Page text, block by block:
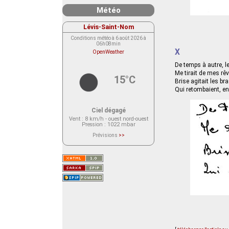
X
De temps à autre,
Me tirait de mes
Brise agitait les
Qui retombaient,
Météo
Lévis-Saint-Nom
Conditions météo à 6 août 2026 à
06h08min
OpenWeather
15°C
Ciel dégagé
Vent: 8 km/h - ouest nord-ouest
Pression : 1022 mbar
Prévisions >>
actuellement aucune prévision
Saint-Nom.
Veuillez consulter le message du
service ci-dessous.
(401 - Invalid API key. Please see
https://openweathermap.org/faq#error401